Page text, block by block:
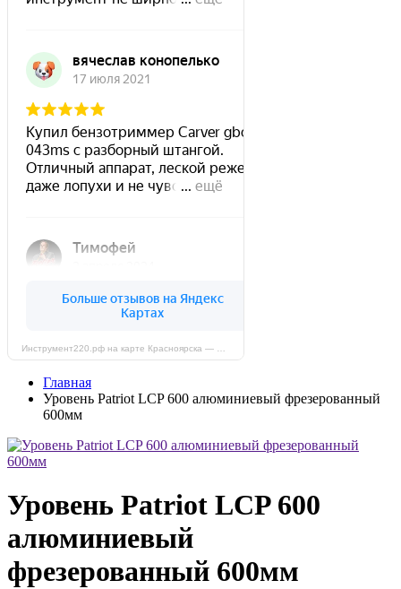
Главная
Уровень Patriot LCP 600 алюминиевый фрезерованный
600мм
Уровень Patriot LCP 600
алюминиевый
фрезерованный 600мм